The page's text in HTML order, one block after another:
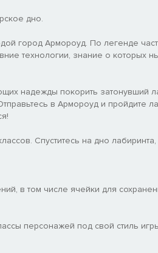
дно.
город Армороуд. По легенде
технологии, знание о которых
надежды покорить затонувший
в Армороуд и пройдите
Спуститесь на дно лабиринта,
в том числе ячейки для
персонажей под свой стиль